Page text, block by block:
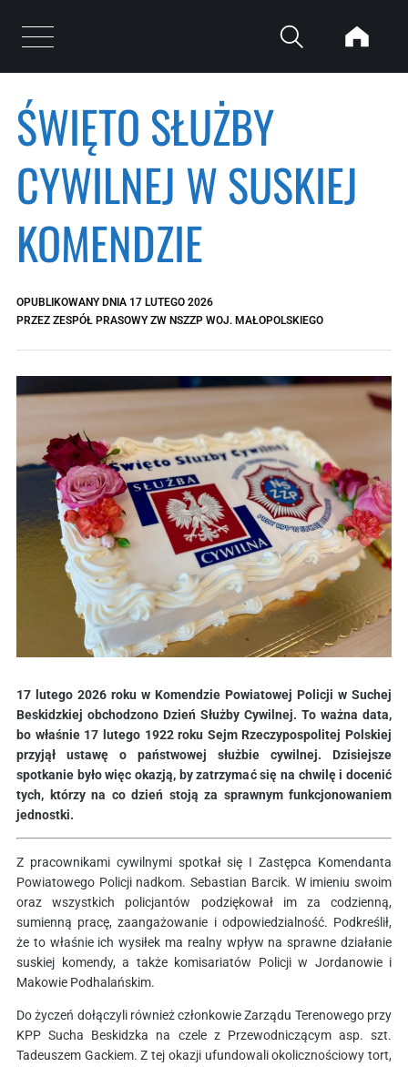
Otwórz menu
ŚWIĘTO SŁUŻBY
CYWILNEJ W SUSKIEJ
KOMENDZIE
OPUBLIKOWANY DNIA 17 LUTEGO 2026
PRZEZ ZESPÓŁ PRASOWY ZW NSZZP WOJ. MAŁOPOLSKIEGO
17 lutego 2026 roku w Komendzie Powiatowej Policji w Suchej
Beskidzkiej obchodzono Dzień Służby Cywilnej. To ważna data,
bo właśnie 17 lutego 1922 roku Sejm Rzeczypospolitej Polskiej
przyjął ustawę o państwowej służbie cywilnej. Dzisiejsze
spotkanie było więc okazją, by zatrzymać się na chwilę i docenić
tych, którzy na co dzień stoją za sprawnym funkcjonowaniem
jednostki.
Z pracownikami cywilnymi spotkał się I Zastępca Komendanta
Powiatowego Policji nadkom. Sebastian Barcik. W imieniu swoim
oraz wszystkich policjantów podziękował im za codzienną,
sumienną pracę, zaangażowanie i odpowiedzialność. Podkreślił,
że to właśnie ich wysiłek ma realny wpływ na sprawne działanie
suskiej komendy, a także komisariatów Policji w Jordanowie i
Makowie Podhalańskim.
Do życzeń dołączyli również członkowie Zarządu Terenowego przy
KPP Sucha Beskidzka na czele z Przewodniczącym asp. szt.
Tadeuszem Gackiem. Z tej okazji ufundowali okolicznościowy tort,